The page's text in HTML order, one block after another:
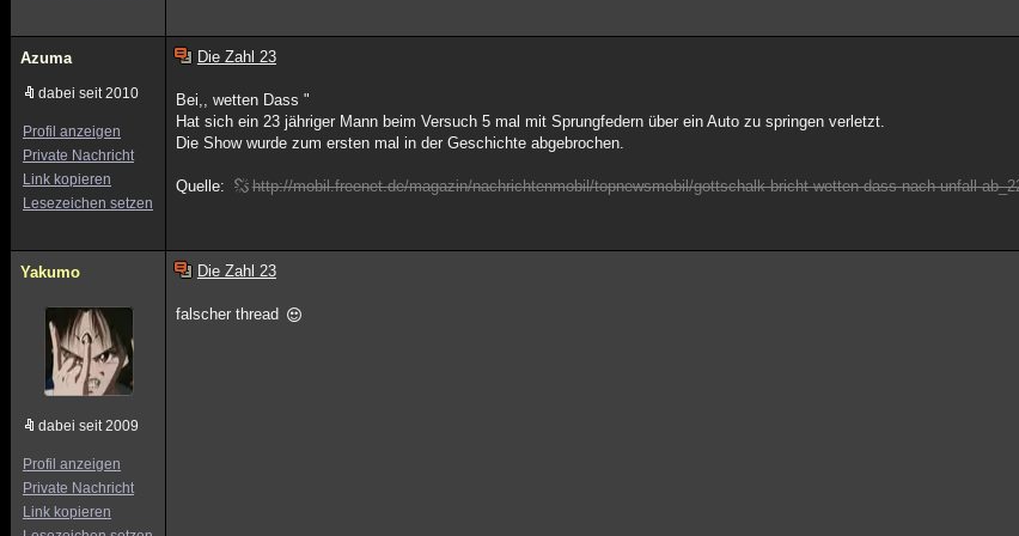
Azuma
dabei seit 2010
Profil anzeigen
Private Nachricht
Link kopieren
Lesezeichen setzen
Die Zahl 23
Bei,, wetten Dass "
Hat sich ein 23 jähriger Mann beim Versuch 5 mal mit Sprungfedern über ein Auto zu springen verletzt.
Die Show wurde zum ersten mal in der Geschichte abgebrochen.
Quelle: http://mobil.freenet.de/magazin/nachrichtenmobil/topnewsmobil/gottschalk-bricht-wetten-dass-nach-unfall-
Yakumo
dabei seit 2009
Profil anzeigen
Private Nachricht
Link kopieren
Die Zahl 23
falscher thread